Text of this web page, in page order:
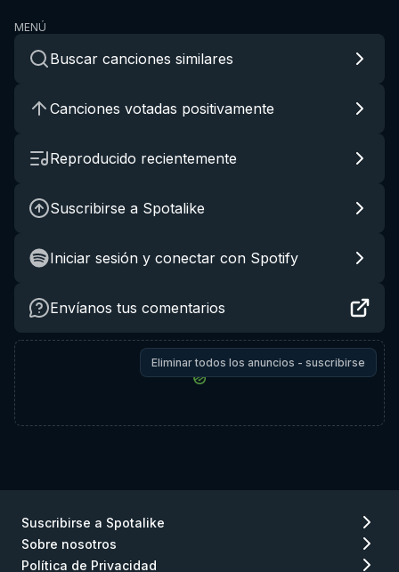
MENÚ
Buscar canciones similares
Canciones votadas positivamente
Reproducido recientemente
Suscribirse a Spotalike
Iniciar sesión y conectar con Spotify
Envíanos tus comentarios
Eliminar todos los anuncios - suscribirse
Suscribirse a Spotalike
Sobre nosotros
Política de Privacidad